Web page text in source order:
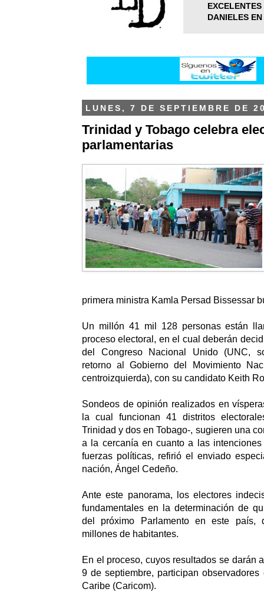
DANIELES
LUNES, 7 DE SEPTIEMBRE DE
Trinidad y Tobago celebra
parlamentarias
primera ministra Kamla Persad Bissessar
Un millón 41 mil 128 personas están
proceso electoral, en el cual deberán
del Congreso Nacional Unido (UNC,
retorno al Gobierno del Movimiento
centroizquierda), con su candidato Keith
Sondeos de opinión realizados en
la cual funcionan 41 distritos
Trinidad y dos en Tobago-, sugieren una
a la cercanía en cuanto a las
fuerzas políticas, refirió el enviado
nación, Ángel Cedeño.
Ante este panorama, los electores
fundamentales en la determinación de
del próximo Parlamento en este país,
millones de habitantes.
En el proceso, cuyos resultados se darán
9 de septiembre, participan
Caribe (Caricom).